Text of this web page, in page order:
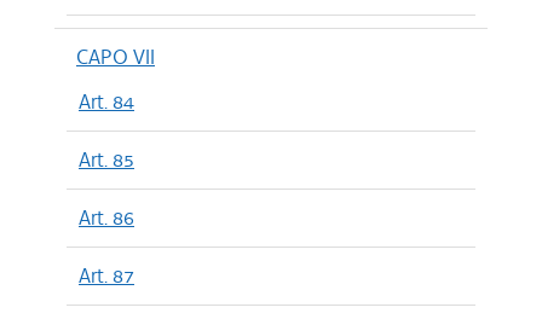
CAPO VII
Art. 84
Art. 85
Art. 86
Art. 87